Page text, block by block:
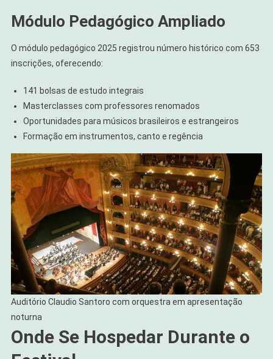
Módulo Pedagógico Ampliado
O módulo pedagógico 2025 registrou número histórico com 653
inscrições, oferecendo:
141 bolsas de estudo integrais
Masterclasses com professores renomados
Oportunidades para músicos brasileiros e estrangeiros
Formação em instrumentos, canto e regência
Auditório Claudio Santoro com orquestra em apresentação
noturna
Onde Se Hospedar Durante o